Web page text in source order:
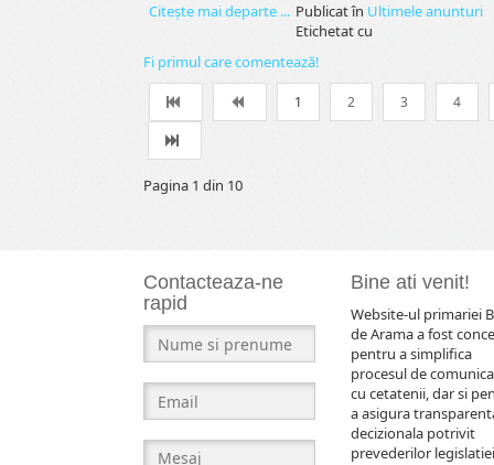
Citeşte mai departe ... Publicat în Ultimele anunturi
Etichetat cu
Fi primul care comentează!
1 2 3 4
Pagina 1 din 10
Contacteaza-ne
rapid
Bine ati venit!
Website-ul primariei
de Arama a fost
pentru a simplifica
procesul de
cu cetatenii, dar si
a asigura
decizionala potrivit
prevederilor